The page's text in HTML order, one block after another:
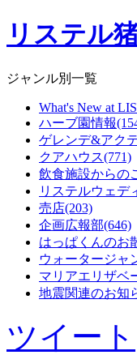
リステル
ジャンル別一覧
What's New at
ハーブ園情報
ゲレンデ&アク
クアハウス(771)
飲食施設からの
リステルウェデ
売店(203)
企画広報部(646)
はっぱくんのお
ウォータージャ
マリアエリザベ
地震関連のお知
ツイート